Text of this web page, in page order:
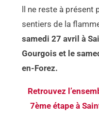
ll ne reste à
sentiers de la
samedi 27 avril à
Gourgois et le
en-Forez.
Retrouvez
7ème étape à